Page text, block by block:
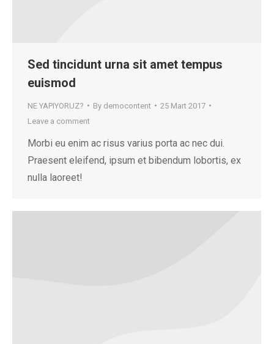
Sed tincidunt urna sit amet tempus
euismod
NE YAPIYORUZ? By democontent
25 Mart 2017
Leave a comment
Morbi eu enim ac risus varius porta ac nec dui.
Praesent eleifend, ipsum et bibendum lobortis, ex
nulla laoreet!